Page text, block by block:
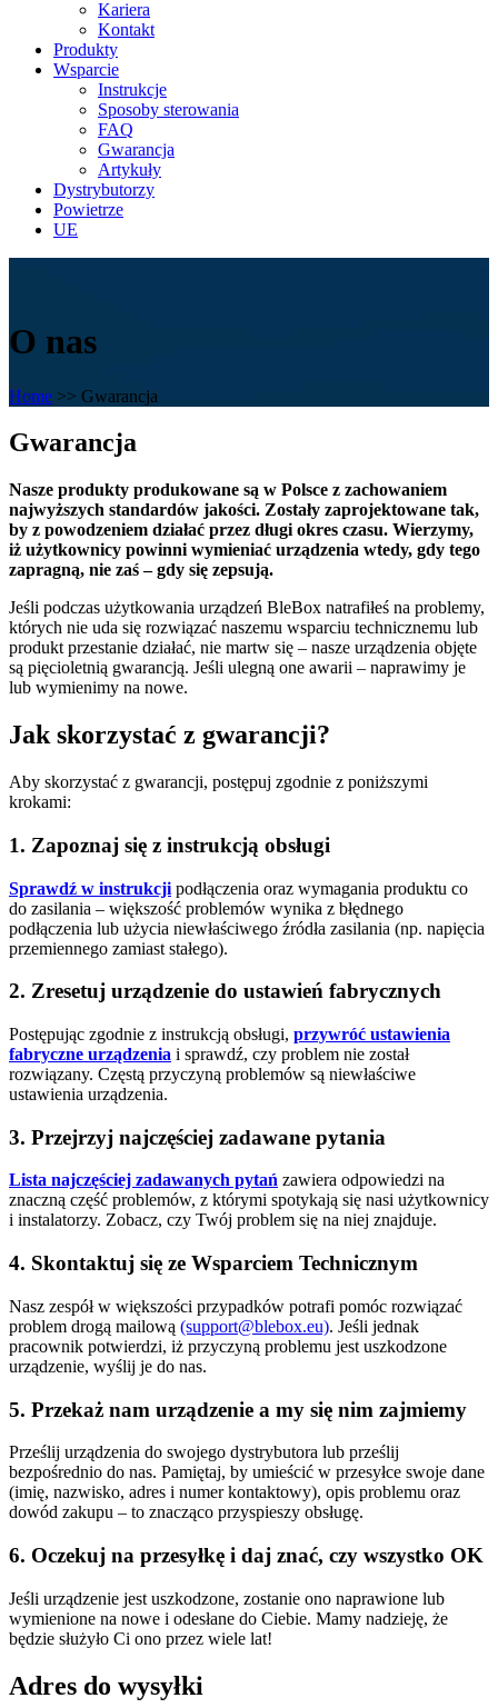
Kariera
Kontakt
Produkty
Wsparcie
Instrukcje
Sposoby sterowania
FAQ
Gwarancja
Artykuły
Dystrybutorzy
Powietrze
UE
O nas
Home >> Gwarancja
Gwarancja
Nasze produkty produkowane są w Polsce z zachowaniem
najwyższych standardów jakości. Zostały zaprojektowane tak,
by z powodzeniem działać przez długi okres czasu. Wierzymy,
iż użytkownicy powinni wymieniać urządzenia wtedy, gdy tego
zapragną, nie zaś – gdy się zepsują.
Jeśli podczas użytkowania urządzeń BleBox natrafiłeś na problemy,
których nie uda się rozwiązać naszemu wsparciu technicznemu lub
produkt przestanie działać, nie martw się – nasze urządzenia objęte
są pięcioletnią gwarancją. Jeśli ulegną one awarii – naprawimy je
lub wymienimy na nowe.
Jak skorzystać z gwarancji?
Aby skorzystać z gwarancji, postępuj zgodnie z poniższymi
krokami:
1. Zapoznaj się z instrukcją obsługi
Sprawdź w instrukcji podłączenia oraz wymagania produktu co
do zasilania – większość problemów wynika z błędnego
podłączenia lub użycia niewłaściwego źródła zasilania (np. napięcia
przemiennego zamiast stałego).
2. Zresetuj urządzenie do ustawień fabrycznych
Postępując zgodnie z instrukcją obsługi, przywróć ustawienia
fabryczne urządzenia i sprawdź, czy problem nie został
rozwiązany. Częstą przyczyną problemów są niewłaściwe
ustawienia urządzenia.
3. Przejrzyj najczęściej zadawane pytania
Lista najczęściej zadawanych pytań zawiera odpowiedzi na
znaczną część problemów, z którymi spotykają się nasi użytkownicy
i instalatorzy. Zobacz, czy Twój problem się na niej znajduje.
4. Skontaktuj się ze Wsparciem Technicznym
Nasz zespół w większości przypadków potrafi pomóc rozwiązać
problem drogą mailową (support@blebox.eu). Jeśli jednak
pracownik potwierdzi, iż przyczyną problemu jest uszkodzone
urządzenie, wyślij je do nas.
5. Przekaż nam urządzenie a my się nim zajmiemy
Prześlij urządzenia do swojego dystrybutora lub prześlij
bezpośrednio do nas. Pamiętaj, by umieścić w przesyłce swoje dane
(imię, nazwisko, adres i numer kontaktowy), opis problemu oraz
dowód zakupu – to znacząco przyspieszy obsługę.
6. Oczekuj na przesyłkę i daj znać, czy wszystko OK
Jeśli urządzenie jest uszkodzone, zostanie ono naprawione lub
wymienione na nowe i odesłane do Ciebie. Mamy nadzieję, że
będzie służyło Ci ono przez wiele lat!
Adres do wysyłki